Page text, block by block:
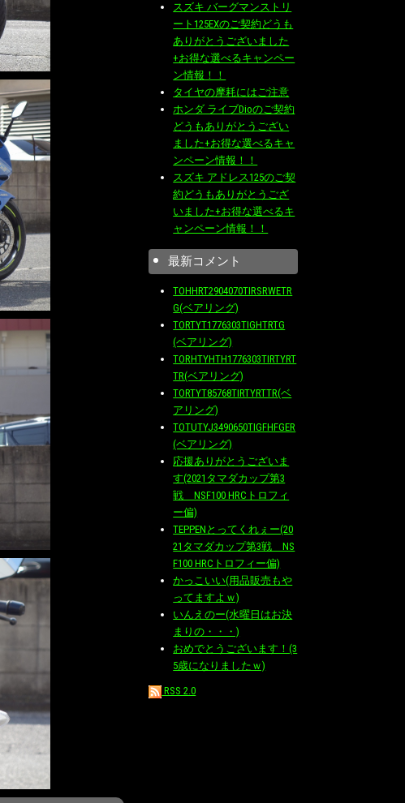
スズキ バーグマンストリ
ート125EXのご契約どうも
ありがとうございました
+お得な選べるキャンペー
ン情報！！
タイヤの摩耗にはご注意
ホンダ ライブDioのご契約
どうもありがとうござい
ました+お得な選べるキャ
ンペーン情報！！
スズキ アドレス125のご契
約どうもありがとうござ
いました+お得な選べるキ
ャンペーン情報！！
最新コメント
TOHHRT2904070TIRSRWETR
G(ベアリング)
TORTYT1776303TIGHTRTG
(ベアリング)
TORHTYHTH1776303TIRTYRT
TR(ベアリング)
TORTYT85768TIRTYRTTR(ベ
アリング)
TOTUTYJ3490650TIGFHFGER
(ベアリング)
応援ありがとうございま
す(2021タマダカップ第3
戦 NSF100 HRCトロフィ
ー偏)
TEPPENとってくれぇー(20
21タマダカップ第3戦 NS
F100 HRCトロフィー偏)
かっこいい(用品販売もや
ってますよｗ)
いんえのー(水曜日はお決
まりの・・・)
おめでとうございます！(3
5歳になりましたｗ)
RSS 2.0